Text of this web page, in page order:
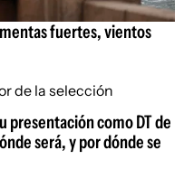
fuertes, vientos
presentación como DT de
será, y por dónde se